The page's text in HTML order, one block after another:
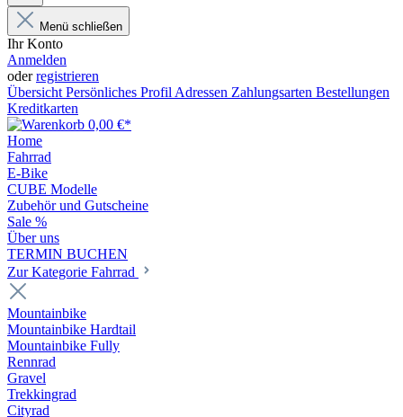
Menü schließen
Ihr Konto
Anmelden
oderregistrieren
Übersicht Persönliches Profil Adressen Zahlungsarten Bestellungen
Kreditkarten
0,00 €*
Home
Fahrrad
E-Bike
CUBE Modelle
Zubehör und Gutscheine
Sale %
Über uns
TERMIN BUCHEN
Zur Kategorie Fahrrad
Mountainbike
Mountainbike Hardtail
Mountainbike Fully
Rennrad
Gravel
Trekkingrad
Cityrad